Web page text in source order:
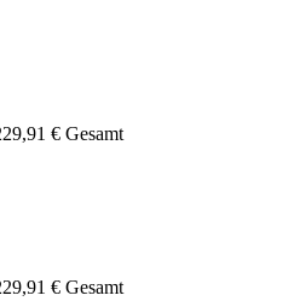
€ Gesamt
€ Gesamt